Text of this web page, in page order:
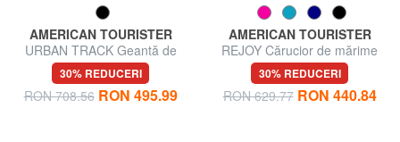
AMERICAN TOURISTER
URBAN TRACK Geantă de
voiaj, medie, cu roți
30% REDUCERI
RON 708.56 RON 495.99
AMERICAN TOURISTER
REJOY Cărucior de mărime
medie
30% REDUCERI
RON 629.77 RON 440.84